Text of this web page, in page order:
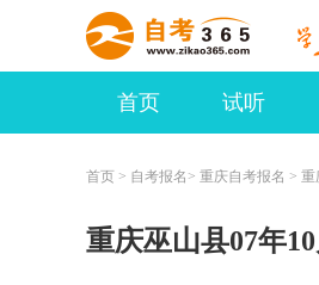
首页 试听
首页 > 自考报名 > 重庆自考报名 > 重
重庆巫山县07年